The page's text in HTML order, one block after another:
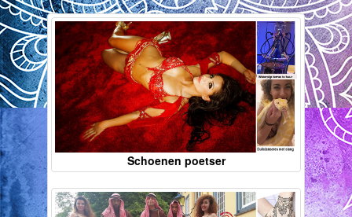
Schoenen poetser